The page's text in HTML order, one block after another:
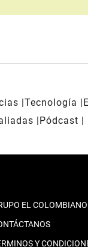
Tecnología
Pódcast
EL COLOMBIANO
Y